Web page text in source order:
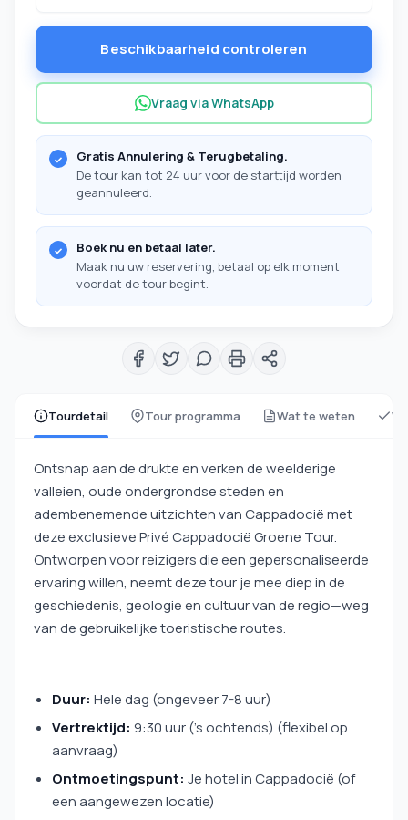
Tourdetail Tour programma Wat te weten
Ontsnap aan de drukte en verken de weelderige
valleien, oude ondergrondse steden en
adembenemende uitzichten van Cappadocië met
deze exclusieve Privé Cappadocië Groene Tour.
Ontworpen voor reizigers die een gepersonaliseerde
ervaring willen, neemt deze tour je mee diep in de
geschiedenis, geologie en cultuur van de regio—weg
van de gebruikelijke toeristische routes.
Duur: Hele dag (ongeveer 7-8 uur)
Vertrektijd: 9:30 uur ('s ochtends) (flexibel op
aanvraag)
Ontmoetingspunt: Je hotel in Cappadocië (of
een aangewezen locatie)
Beschikbaarheid controleren
Vraag via WhatsApp
Gratis Annulering & Terugbetaling.
De tour kan tot 24 uur voor de starttijd worden
geannuleerd.
Boek nu en betaal later.
Maak nu uw reservering, betaal op elk moment
voordat de tour begint.